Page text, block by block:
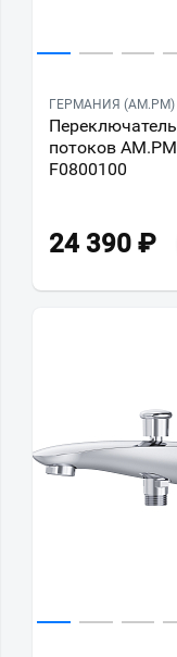
ГЕРМАНИЯ (AM.PM)
Переключатель
потоков AM.PM
F0800100
24 390 ₽